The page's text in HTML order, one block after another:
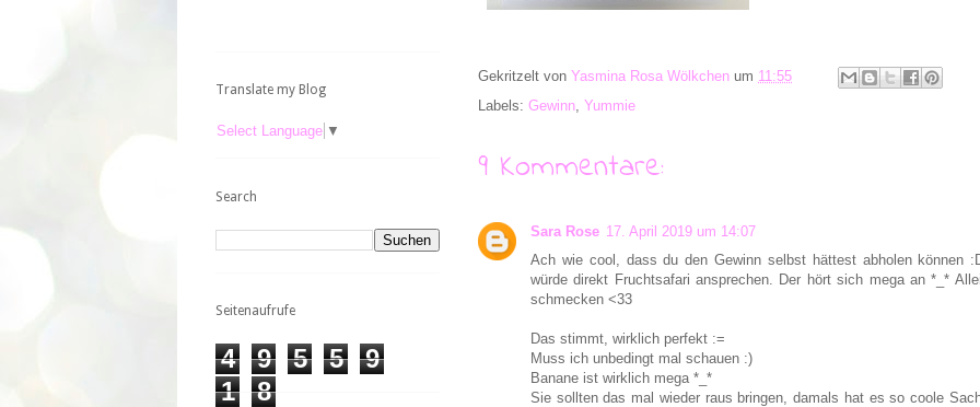
Gekritzelt von Yasmina Rosa Wölkchen um 11:55
Labels: Gewinn Yummie
9 Kommentare:
Sara Rose 17. April 2019 um 14:07
Ach wie cool, dass du den Gewinn selbst hättest abholen können
würde direkt Fruchtsafari ansprechen. Der hört sich mega an *_*
schmecken <33
Das stimmt, wirklich perfekt :=
Muss ich unbedingt mal schauen :)
Banane ist wirklich mega *_*
Sie sollten das mal wieder raus bringen, damals hat es so coole
Translate my Blog
Select Language ▼
Search
Seitenaufrufe
4 9 5 5
9
1
8